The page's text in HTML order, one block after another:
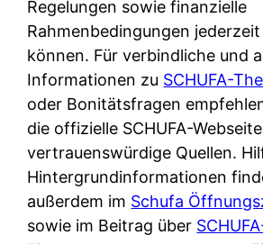
i
s
h
e
B
a
n
k
k
k
l
i
c
h
k
o
s
t
e
z
d
e
r
F
i
r
m
a
a
Regelungen sowie finanzielle
Rahmenbedingungen
können. Für verbindliche und
Informationen zu SCHUFA-
oder Bonitätsfragen
die offizielle SCHUFA-
vertrauenswürdige Quellen.
Hintergrundinformationen
außerdem im Schufa
sowie im Beitrag über